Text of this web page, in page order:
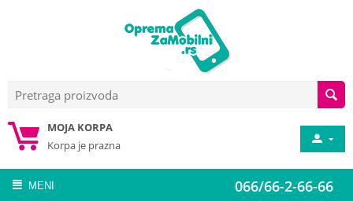
MOJA KORPA
Korpa je prazna
066/66-2-66-66
MENI